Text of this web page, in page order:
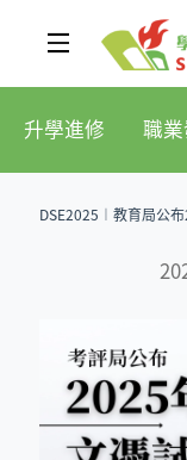
升學進修 職
DSE2025︱教育局公